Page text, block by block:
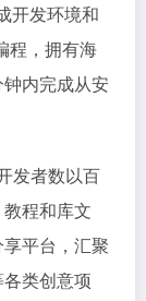
开发环境和
程，拥有海
内完成从安
发者数以百
程和库文
平台，汇聚
类创意项